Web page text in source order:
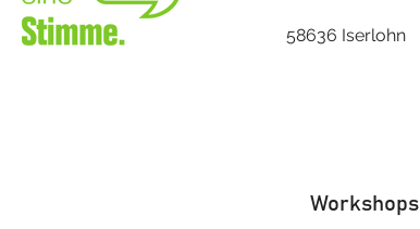
58636 Iserlohn
Workshops